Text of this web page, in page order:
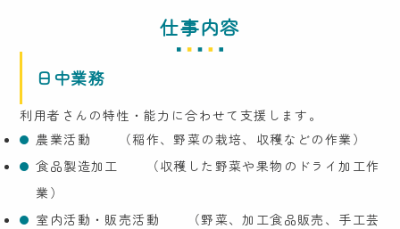
仕事内容
日中業務
利用者さんの特性・能力に合わせて支援します。
農業活動 （稲作、野菜の栽培、収穫などの作業）
食品製造加工 （収穫した野菜や果物のドライ加工作
業）
室内活動・販売活動 （野菜、加工食品販売、手工芸